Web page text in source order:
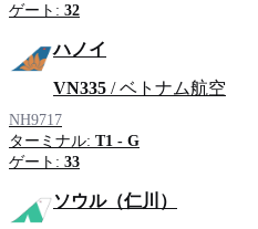
ゲート: 32
ハノイ
VN335 / ベトナム航空
NH9717
ターミナル: T1 - G
ゲート: 33
ソウル（仁川）